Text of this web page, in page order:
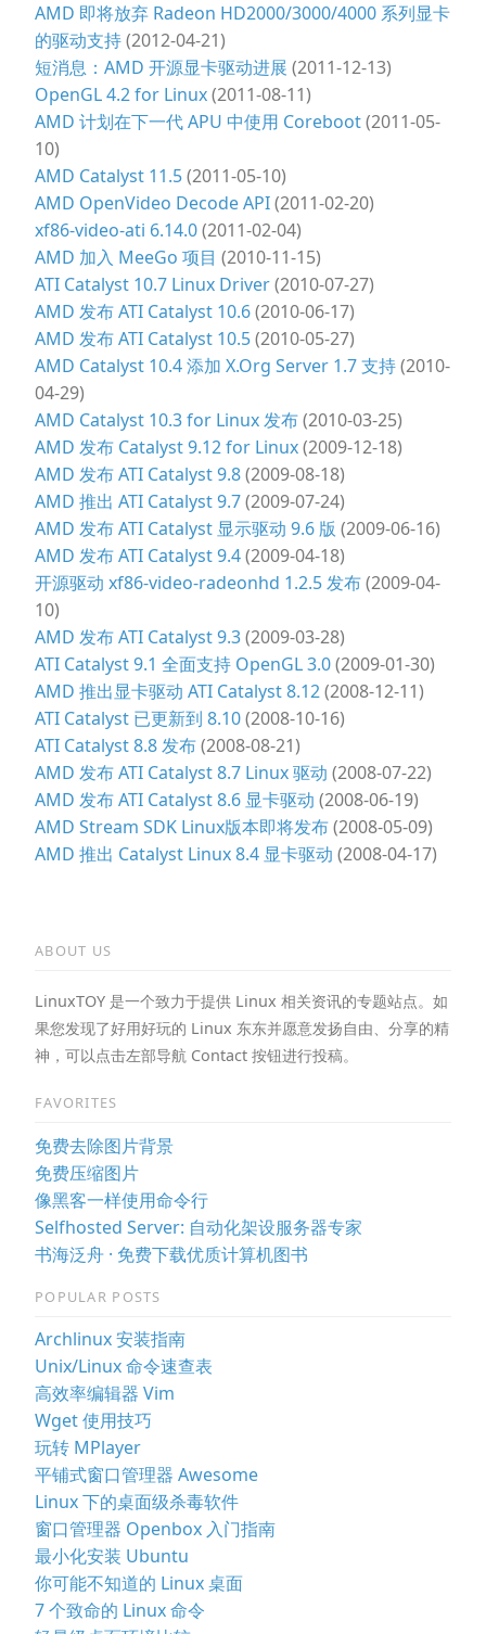
AMD 即将放弃 Radeon HD2000/3000/4000 系列显卡
的驱动支持(2012-04-21)
短消息：AMD 开源显卡驱动进展 (2011-12-13)
OpenGL 4.2 for Linux(2011-08-11)
AMD 计划在下一代 APU 中使用 Coreboot(2011-05-
10)
AMD Catalyst 11.5(2011-05-10)
AMD OpenVideo Decode API(2011-02-20)
xf86-video-ati 6.14.0(2011-02-04)
AMD 加入 MeeGo 项目 (2010-11-15)
ATI Catalyst 10.7 Linux Driver(2010-07-27)
AMD 发布 ATI Catalyst 10.6(2010-06-17)
AMD 发布 ATI Catalyst 10.5(2010-05-27)
AMD Catalyst 10.4 添加 X.Org Server 1.7 支持(2010-
04-29)
AMD Catalyst 10.3 for Linux 发布(2010-03-25)
AMD 发布 Catalyst 9.12 for Linux(2009-12-18)
AMD 发布 ATI Catalyst 9.8(2009-08-18)
AMD 推出 ATI Catalyst 9.7(2009-07-24)
AMD 发布 ATI Catalyst 显示驱动 9.6 版 (2009-06-16)
AMD 发布 ATI Catalyst 9.4(2009-04-18)
开源驱动 xf86-video-radeonhd 1.2.5 发布(2009-04-
10)
AMD 发布 ATI Catalyst 9.3(2009-03-28)
ATI Catalyst 9.1 全面支持 OpenGL 3.0(2009-01-30)
AMD 推出显卡驱动 ATI Catalyst 8.12(2008-12-11)
ATI Catalyst 已更新到 8.10(2008-10-16)
ATI Catalyst 8.8 发布(2008-08-21)
AMD 发布 ATI Catalyst 8.7 Linux 驱动 (2008-07-22)
AMD 发布 ATI Catalyst 8.6 显卡驱动 (2008-06-19)
AMD Stream SDK Linux版本即将发布(2008-05-09)
AMD 推出 Catalyst Linux 8.4 显卡驱动 (2008-04-17)
ABOUT US
LinuxTOY 是一个致力于提供 Linux 相关资讯的专题站点。如
果您发现了好用好玩的 Linux 东东并愿意发扬自由、分享的精
神，可以点击左部导航 Contact 按钮进行投稿。
FAVORITES
免费去除图片背景
免费压缩图片
像黑客一样使用命令行
Selfhosted Server: 自动化架设服务器专家
书海泛舟 · 免费下载优质计算机图书
POPULAR POSTS
Archlinux 安装指南
Unix/Linux 命令速查表
高效率编辑器 Vim
Wget 使用技巧
玩转 MPlayer
平铺式窗口管理器 Awesome
Linux 下的桌面级杀毒软件
窗口管理器 Openbox 入门指南
最小化安装 Ubuntu
你可能不知道的 Linux 桌面
7 个致命的 Linux 命令